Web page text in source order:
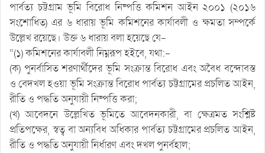
পার্বত্য চট্টগ্রাম ভূমি বিরোধ নিষ্পত্তি কমিশন আইন ২০০১ (২০১৬
সংশোধিত) এর ৬ ধারায় ভূমি কমিশনের কার্যাবলী ও ক্ষমতা সম্পর্কে
উল্লেখ রয়েছে। উক্ত ৬ ধারায় বলা হয়েছে যে-
“(১) কমিশনের কার্যাবলী নিম্নরূপ হইবে, যথা:-
(ক) পুনর্বাসিত শরণার্থীদের ভূমি সংক্রান্ত বিরোধ এবং অবৈধ বন্দোবস্ত
ও বেদখল হওয়া ভূমি সংক্রান্ত বিরোধ পার্বত্য চট্টগ্রামের প্রচলিত আইন,
রীতি ও পদ্ধতি অনুযায়ী নিষ্পত্তি করা;
(খ) আবেদনে উল্লেখিত ভূমিতে আবেদনকারী, বা ক্ষেত্রমত সংশ্লিষ্ট
প্রতিপক্ষের, স্বত্ব বা অন্যবিধ অধিকার পার্বত্য চট্টগ্রামের প্রচলিত আইন,
রীতি ও পদ্ধতি অনুযায়ী নির্ধারণ এবং দখল পুনর্বহাল;